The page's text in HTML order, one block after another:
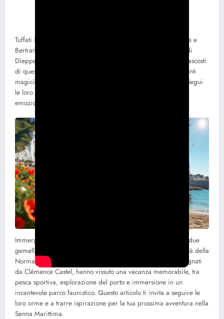
Tuffati in a
insieme a Christophe e
Bertrand, due appassionati esploratori, partiti alla scoperta di
Dieppe. Tra le maestose scogliere, il vivace porto e i tesori nascosti
di questa storica città, la loro fuga è un invito a vivere momenti
magici e ad immergersi nell’anima vibrante della regione. Segui
le loro orme e lasciati ispirare da questa esperienza ricca di
emozioni e scoperte.
Immergiti nell’avvincente storia di
, due
gemelli avventurosi, che partono alla scoperta di Dieppe, città della
Normandia ricca di storia e paesaggi mozzafiato. Accompagnati
da Clémence Castel, hanno vissuto una vacanza memorabile, tra
pesca sportiva, esplorazione del porto e immersione in un
incantevole parco faunistico. Questo articolo ti invita a seguire le
loro orme e a trarre ispirazione per la tua prossima avventura nella
Senna Marittima.